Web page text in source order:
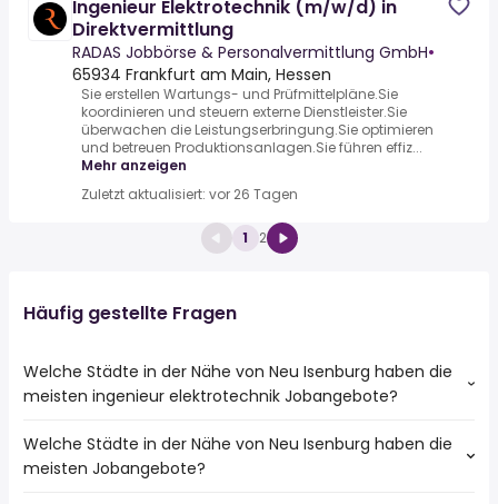
Ingenieur Elektrotechnik (m/w/d) in
Direktvermittlung
RADAS Jobbörse & Personalvermittlung GmbH•
65934 Frankfurt am Main, Hessen
Sie erstellen Wartungs- und Prüfmittelpläne.Sie
koordinieren und steuern externe Dienstleister.Sie
überwachen die Leistungserbringung.Sie optimieren
und betreuen Produktionsanlagen.Sie führen effiz...
Mehr anzeigen
Zuletzt aktualisiert: vor 26 Tagen
1 2
Häufig gestellte Fragen
Welche Städte in der Nähe von Neu Isenburg haben die
meisten ingenieur elektrotechnik Jobangebote?
Städte in der Nähe von Neu Isenburg mit den meisten
ingenieur elektrotechnik Jobs:
Welche Städte in der Nähe von Neu Isenburg haben die
meisten Jobangebote?